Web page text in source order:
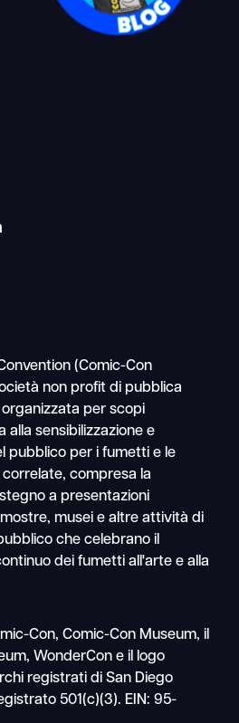
Navigazione
mobile
Ricerca
(Comic-Con
non profit di pubblica
per scopi
alla sensibilizzazione e
pubblico per i fumetti e le
compresa la
a presentazioni
musei e altre attività di
che celebrano il
dei fumetti all'arte e alla
Con, Comic-Con Museum, il
WonderCon e il logo
registrati di San Diego
501(c)(3). EIN: 95-